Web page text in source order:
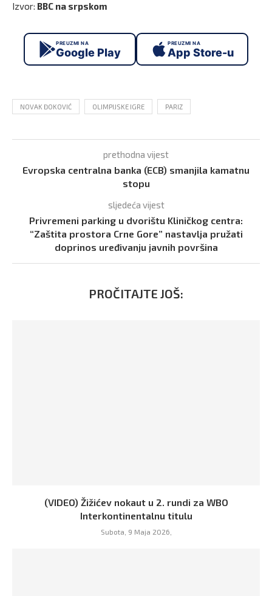
Izvor: BBC na srpskom
PREUZMI NA
Google Play
PREUZMI NA
App Store-u
NOVAK ĐOKOVIĆ OLIMPIJSKE IGRE PARIZ
prethodna vijest
Evropska centralna banka (ECB) smanjila kamatnu
stopu
sljedeća vijest
Privremeni parking u dvorištu Kliničkog centra:
“Zaštita prostora Crne Gore” nastavlja pružati
doprinos uređivanju javnih površina
PROČITAJTE JOŠ:
(VIDEO) Žižićev nokaut u 2. rundi za WBO
Interkontinentalnu titulu
Subota, 9 Maja 2026,